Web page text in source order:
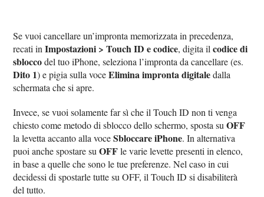
Se vuoi cancellare un’impronta memorizzata in precedenza,
recati inImpostazioni > Touch ID e codice, digita ilcodice di
sbloccodel tuo iPhone, seleziona l’impronta da cancellare (es.
Dito 1) e pigia sulla voceElimina impronta digitaledalla
schermata che si apre.
Invece, se vuoi solamente far sì che il Touch ID non ti venga
chiesto come metodo di sblocco dello schermo, sposta suOFF
la levetta accanto alla voceSbloccare iPhone. In alternativa
puoi anche spostare suOFFle varie levette presenti in elenco,
in base a quelle che sono le tue preferenze. Nel caso in cui
decidessi di spostarle tutte su OFF, il Touch ID si disabiliterà
del tutto.